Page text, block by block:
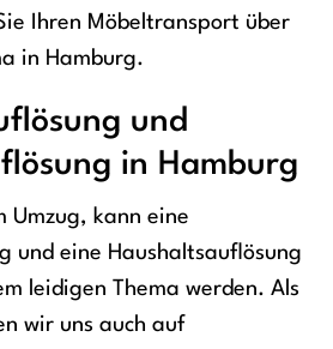
Ihren Möbeltransport über
in Hamburg.
und
in Hamburg
Umzug, kann eine
und eine Haushaltsauflösung
leidigen Thema werden. Als
wir uns auch auf